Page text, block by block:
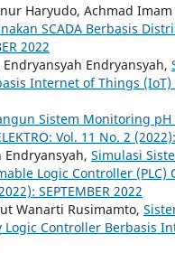
Haryudo, Achmad
SCADA Berbasis
2022
Endryansyah,
Internet of Things (IoT)
Sistem Monitoring
Vol. 11 No. 2
Endryansyah, Simulasi
Logic Controller (PLC)
SEPTEMBER 2022
Wanarti Rusimamto,
Controller Berbasis